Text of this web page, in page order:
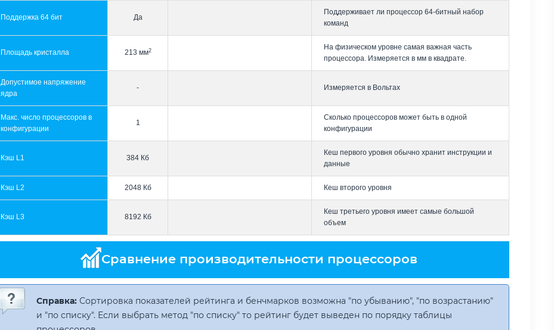
Поддержка 64 бит Да
Поддерживает ли процессор 64-битный набор
команд
Площадь кристалла 213 мм2
На физическом уровне самая важная часть
процессора. Измеряется в мм в квадрате.
Допустимое напряжение
ядра
- Измеряется в Вольтах
Макс. число процессоров в
конфигурации
1
Сколько процессоров может быть в одной
конфигурации
Кэш L1 384 Кб
Кеш первого уровня обычно хранит инструкции и
данные
Кэш L2 2048 Кб Кеш второго уровня
Кэш L3 8192 Кб
Кеш третьего уровня имеет самые большой
объем
Сравнение производительности процессоров
Справка: Сортировка показателей рейтинга и бенчмарков возможна "по убыванию", "по возрастанию"
и "по списку". Если выбрать метод "по списку" то рейтинг будет выведен по порядку таблицы